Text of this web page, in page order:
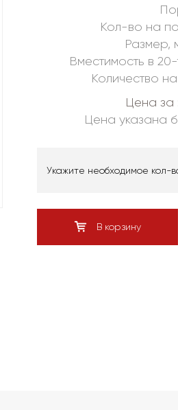
Кол-во на
Размер,
Вместимость в
Количество
Цена за
Цена указана
Укажите необходимое кол-
В корзину